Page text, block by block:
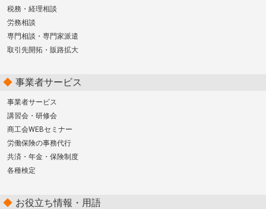
税務・経理相談
労務相談
専門相談・専門家派遣
取引先開拓・販路拡大
事業者サービス
事業者サービス
講習会・研修会
商工会WEBセミナー
労働保険の事務代行
共済・年金・保険制度
各種検定
お役立ち情報・用語